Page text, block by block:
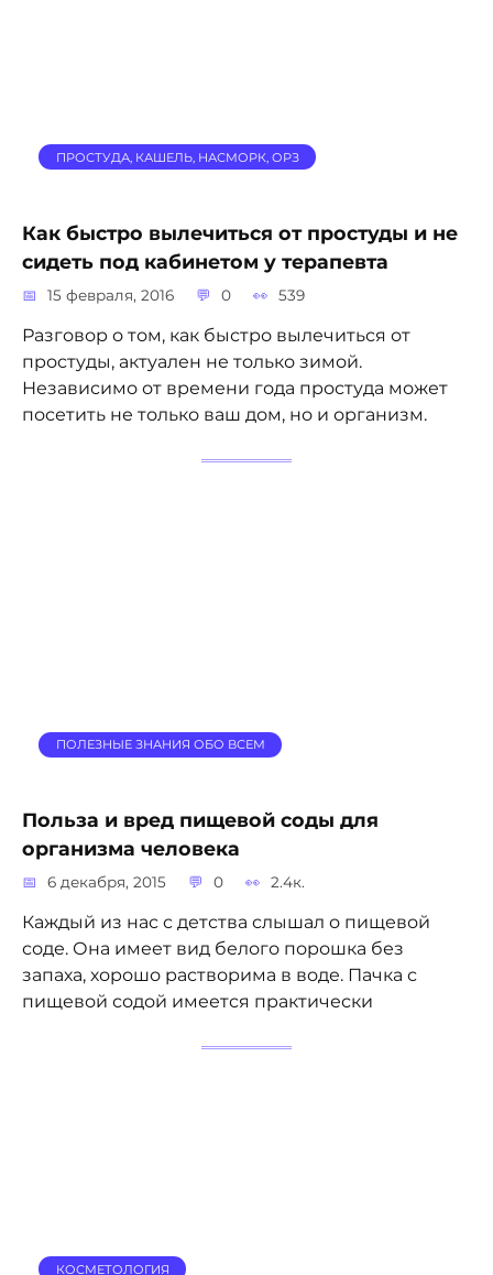
ПРОСТУДА, КАШЕЛЬ, НАСМОРК, ОРЗ
Как быстро вылечиться от простуды и не
сидеть под кабинетом у терапевта
15 февраля, 2016 0 539
Разговор о том, как быстро вылечиться от
простуды, актуален не только зимой.
Независимо от времени года простуда может
посетить не только ваш дом, но и организм.
ПОЛЕЗНЫЕ ЗНАНИЯ ОБО ВСЕМ
Польза и вред пищевой соды для
организма человека
6 декабря, 2015 0 2.4к.
Каждый из нас с детства слышал о пищевой
соде. Она имеет вид белого порошка без
запаха, хорошо растворима в воде. Пачка с
пищевой содой имеется практически
КОСМЕТОЛОГИЯ